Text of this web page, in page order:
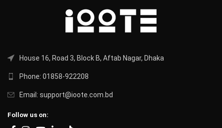
House 16, Road 3, Block B, Aftab Nagar, Dhaka
Phone: 01858-922208
Email: support@ioote.com.bd
Follow us on: